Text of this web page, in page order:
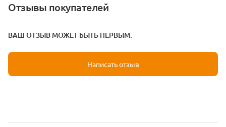
Отзывы покупателей
ВАШ ОТЗЫВ МОЖЕТ БЫТЬ ПЕРВЫМ.
Написать отзыв